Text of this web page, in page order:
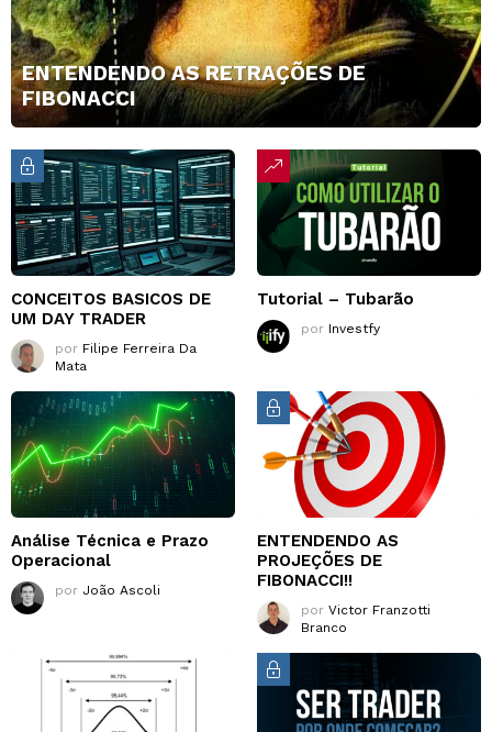
ENTENDENDO AS RETRAÇÕES DE
FIBONACCI
CONCEITOS BASICOS DE
UM DAY TRADER
por Filipe Ferreira Da
Mata
Tutorial – Tubarão
por Investfy
Análise Técnica e Prazo
Operacional
por João Ascoli
ENTENDENDO AS
PROJEÇÕES DE
FIBONACCI!!
por Victor Franzotti
Branco